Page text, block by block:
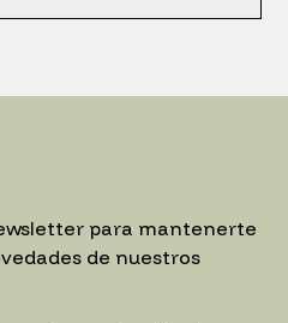
para mantenerte
de nuestros